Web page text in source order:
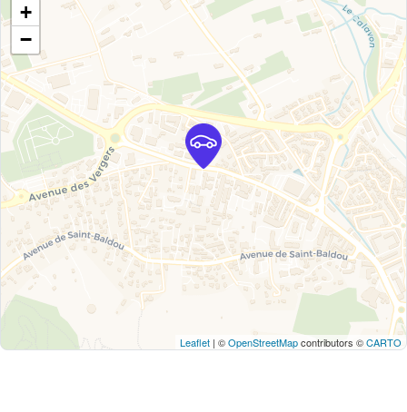
+
−
Leaflet | ©OpenStreetMapcontributors ©CARTO